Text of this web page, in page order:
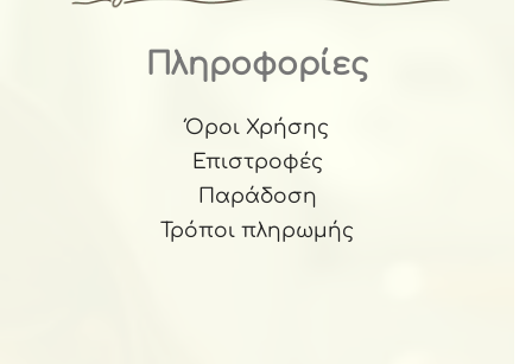
Πληροφορίες
Όροι Χρήσης
Επιστροφές
Παράδοση
Τρόποι πληρωμής